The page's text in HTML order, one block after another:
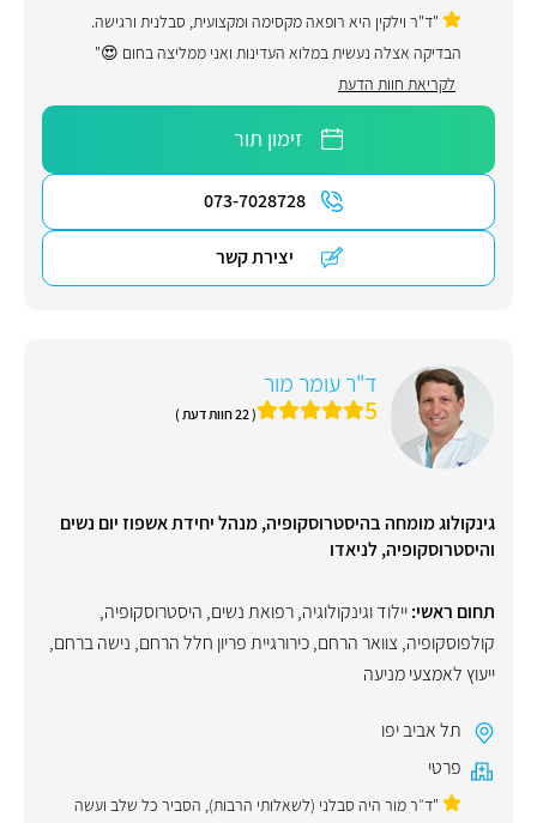
"ד"ר וילקין היא רופאה מקסימה ומקצועית, סבלנית ורגישה.
הבדיקה אצלה נעשית במלוא העדינות ואני ממליצה בחום 😍"
לקריאת חוות הדעת
זימון תור
073-7028728
יצירת קשר
ד"ר עומר מור
5 ( 22 חוות דעת )
גינקולוג מומחה בהיסטרוסקופיה, מנהל יחידת אשפוז יום נשים
והיסטרוסקופיה, לניאדו
תחום ראשי:יילוד וגינקולוגיה, רפואת נשים, היסטרוסקופיה,
קולפוסקופיה, צוואר הרחם,כירורגיית פריון חלל הרחם, נישה ברחם,
ייעוץ לאמצעי מניעה
תל אביב יפו
פרטי
"ד״ר מור היה סבלני (לשאלותי הרבות), הסביר כל שלב ועשה